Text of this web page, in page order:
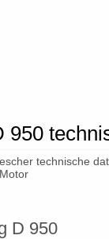
950
technische
D 950